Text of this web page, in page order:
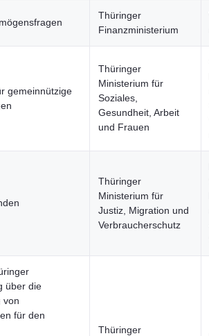
Thüringer
Finanzministerium
gemeinnützige
Thüringer
Ministerium für
Soziales,
Gesundheit, Arbeit
und Frauen
Thüringer
Ministerium für
Justiz, Migration und
Verbraucherschutz
über die
von
für den
Thüringer